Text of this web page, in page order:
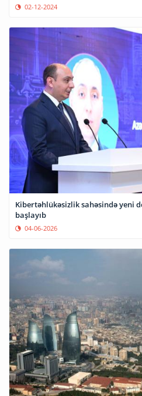
02-12-2024
Kibertəhlükəsizlik sahəsində yeni
başlayıb
04-06-2026